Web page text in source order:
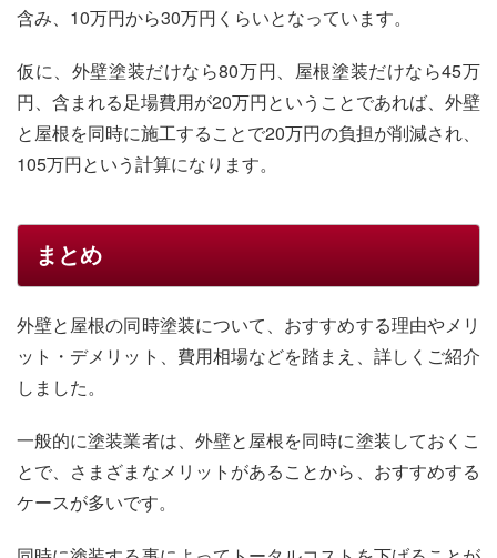
含み、10万円から30万円くらいとなっています。
仮に、外壁塗装だけなら80万円、屋根塗装だけなら45万
円、含まれる足場費用が20万円ということであれば、外壁
と屋根を同時に施工することで20万円の負担が削減され、
105万円という計算になります。
まとめ
外壁と屋根の同時塗装について、おすすめする理由やメリ
ット・デメリット、費用相場などを踏まえ、詳しくご紹介
しました。
一般的に塗装業者は、外壁と屋根を同時に塗装しておくこ
とで、さまざまなメリットがあることから、おすすめする
ケースが多いです。